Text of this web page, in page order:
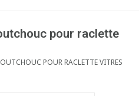
pour raclette
POUR RACLETTE VITRES